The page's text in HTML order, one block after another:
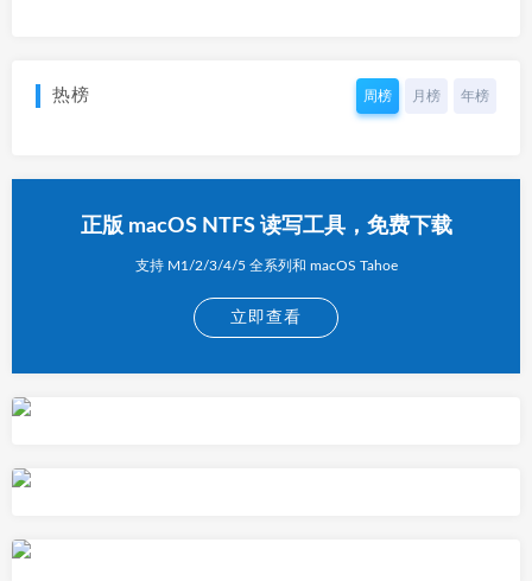
热榜 周榜 月榜 年榜
正版 macOS NTFS 读写工具，免费下载
支持 M1/2/3/4/5 全系列和 macOS Tahoe
立即查看